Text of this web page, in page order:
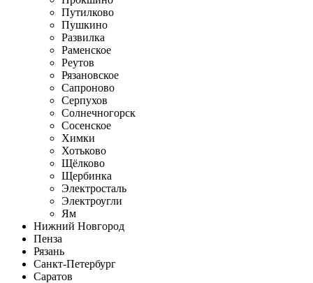
Путилково
Пушкино
Развилка
Раменское
Реутов
Рязановское
Сапроново
Серпухов
Солнечногорск
Сосенское
Химки
Хотьково
Щёлково
Щербинка
Электросталь
Электроугли
Ям
Нижний Новгород
Пенза
Рязань
Санкт-Петербург
Саратов